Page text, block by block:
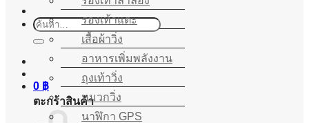
ค้นหา:
0 ฿
ตะกร้าสินค้า
รองเท้าแตะ
เสื้อผ้าวิ่ง
อาหารเพิ่มพลังงาน
ถุงเท้าวิ่ง
หมวกวิ่ง
นาฬิกา GPS